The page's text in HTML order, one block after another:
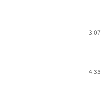
3:07
4:35